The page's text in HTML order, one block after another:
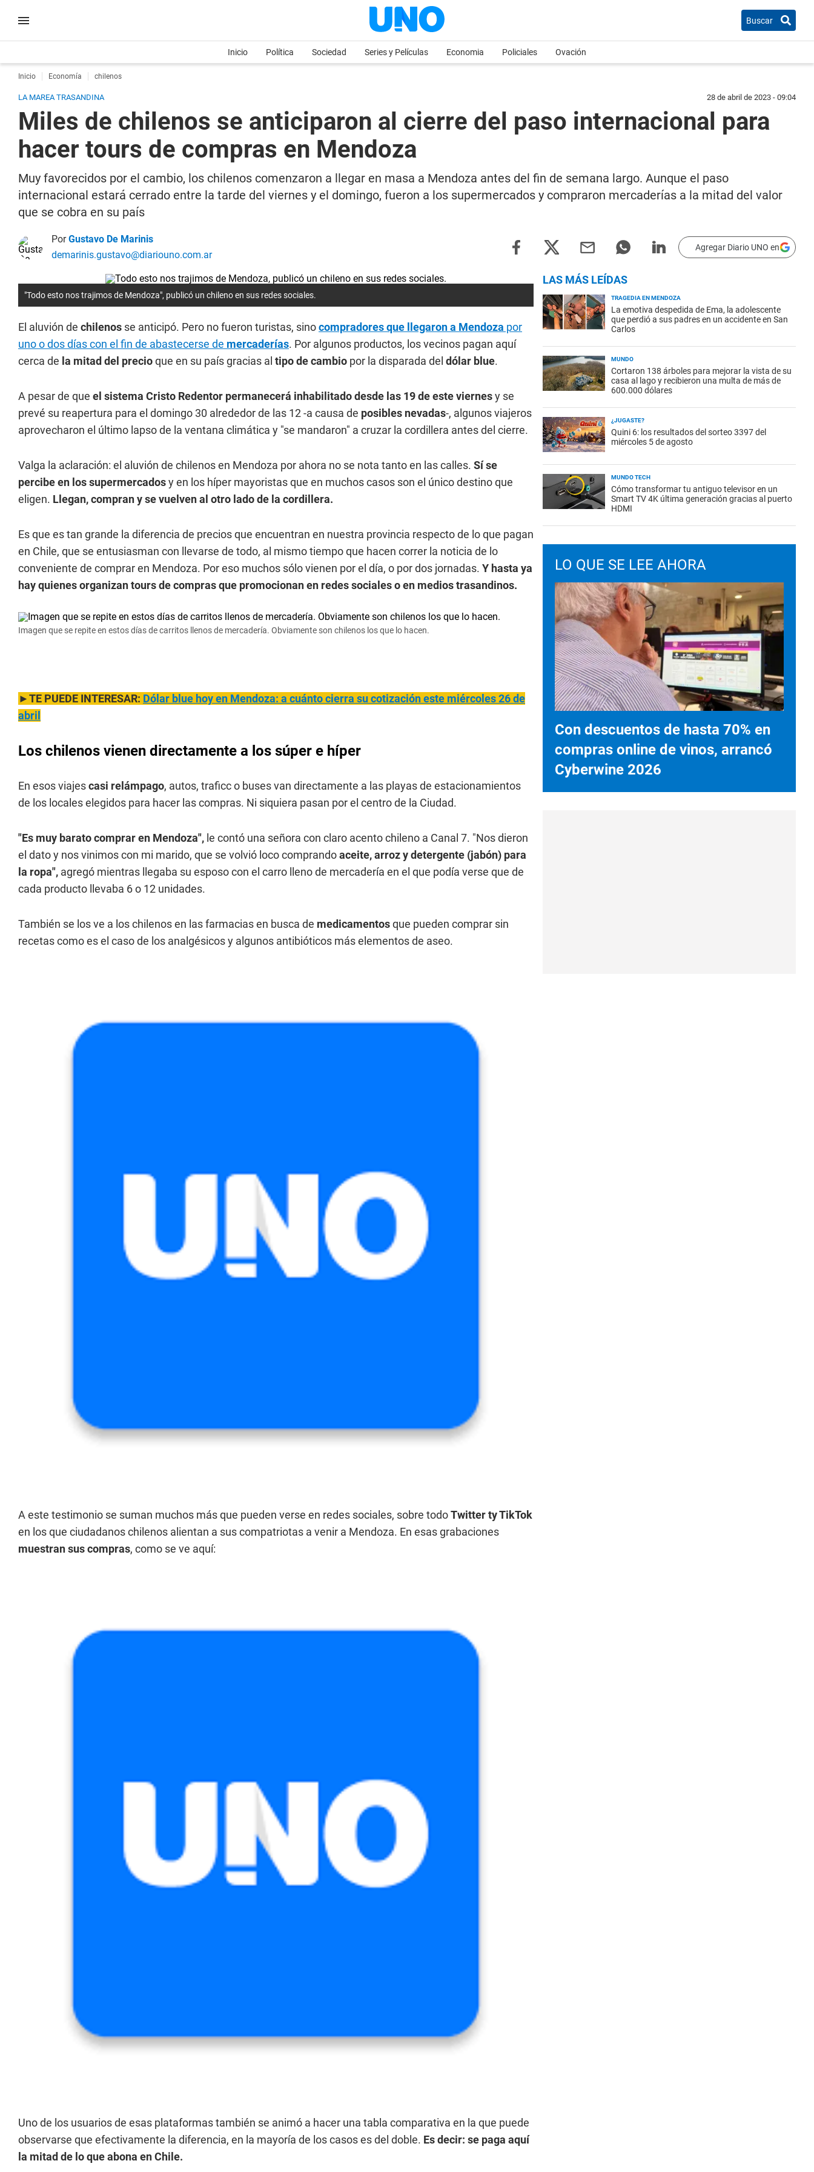
Buscar
Inicio Política Sociedad Series y Películas Economia Policiales Ovación
Inicio Economía chilenos
LA MAREA TRASANDINA 28 de abril de 2023 - 09:04
Miles de chilenos se anticiparon al cierre del paso internacional para
hacer tours de compras en Mendoza
Muy favorecidos por el cambio, los chilenos comenzaron a llegar en masa a Mendoza antes del fin de semana largo. Aunque el paso
internacional estará cerrado entre la tarde del viernes y el domingo, fueron a los supermercados y compraron mercaderías a la mitad del valor
que se cobra en su país
PorGustavo De Marinis
demarinis.gustavo@diariouno.com.ar
Agregar Diario UNO en
"Todo esto nos trajimos de Mendoza", publicó un chileno en sus redes sociales.
El aluvión de chilenos se anticipó. Pero no fueron turistas, sinocompradores que llegaron a Mendoza por
uno o dos días con el fin de abastecerse de mercaderías. Por algunos productos, los vecinos pagan aquí
cerca de la mitad del precioque en su país gracias al tipo de cambio por la disparada del dólar blue.
A pesar de que el sistema Cristo Redentor permanecerá inhabilitado desde las 19 de este viernesy se
prevé su reapertura para el domingo 30 alrededor de las 12 -a causa de posibles nevadas-, algunos viajeros
aprovecharon el último lapso de la ventana climática y "se mandaron" a cruzar la cordillera antes del cierre.
Valga la aclaración: el aluvión de chilenos en Mendoza por ahora no se nota tanto en las calles. Sí se
percibe en los supermercadosy en los híper mayoristas que en muchos casos son el único destino que
eligen. Llegan, compran y se vuelven al otro lado de la cordillera.
Es que es tan grande la diferencia de precios que encuentran en nuestra provincia respecto de lo que pagan
en Chile, que se entusiasman con llevarse de todo, al mismo tiempo que hacen correr la noticia de lo
conveniente de comprar en Mendoza. Por eso muchos sólo vienen por el día, o por dos jornadas. Y hasta ya
hay quienes organizan tours de compras que promocionan en redes sociales o en medios trasandinos.
Imagen que se repite en estos días de carritos llenos de mercadería. Obviamente son chilenos los que lo hacen.
►TE PUEDE INTERESAR: Dólar blue hoy en Mendoza: a cuánto cierra su cotización este miércoles 26 de
abril
Los chilenos vienen directamente a los súper e híper
En esos viajescasi relámpago, autos, traficc o buses van directamente a las playas de estacionamientos
de los locales elegidos para hacer las compras. Ni siquiera pasan por el centro de la Ciudad.
"Es muy barato comprar en Mendoza", le contó una señora con claro acento chileno a Canal 7. "Nos dieron
el dato y nos vinimos con mi marido, que se volvió loco comprandoaceite, arroz y detergente (jabón) para
la ropa", agregó mientras llegaba su esposo con el carro lleno de mercadería en el que podía verse que de
cada producto llevaba 6 o 12 unidades.
También se los ve a los chilenos en las farmacias en busca de medicamentosque pueden comprar sin
recetas como es el caso de los analgésicos y algunos antibióticos más elementos de aseo.
A este testimonio se suman muchos más que pueden verse en redes sociales, sobre todoTwitter ty TikTok
en los que ciudadanos chilenos alientan a sus compatriotas a venir a Mendoza. En esas grabaciones
muestran sus compras, como se ve aquí:
Uno de los usuarios de esas plataformas también se animó a hacer una tabla comparativa en la que puede
observarse que efectivamente la diferencia, en la mayoría de los casos es del doble. Es decir: se paga aquí
la mitad de lo que abona en Chile.
LAS MÁS LEÍDAS
TRAGEDIA EN MENDOZA
La emotiva despedida de Ema, la adolescente
que perdió a sus padres en un accidente en San
Carlos
MUNDO
Cortaron 138 árboles para mejorar la vista de su
casa al lago y recibieron una multa de más de
600.000 dólares
¿JUGASTE?
Quini 6: los resultados del sorteo 3397 del
miércoles 5 de agosto
MUNDO TECH
Cómo transformar tu antiguo televisor en un
Smart TV 4K última generación gracias al puerto
HDMI
LO QUE SE LEE AHORA
Con descuentos de hasta 70% en
compras online de vinos, arrancó
Cyberwine 2026